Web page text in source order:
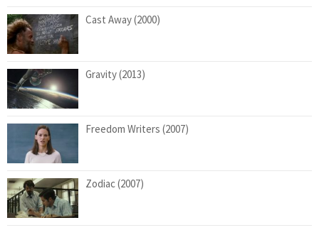
Cast Away (2000)
Gravity (2013)
Freedom Writers (2007)
Zodiac (2007)